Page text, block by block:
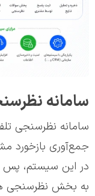
سامانه
سامانه نظرسنجی
جمع‌آوری بازخورد
در این سیستم، پس
به بخش نظرسنجی